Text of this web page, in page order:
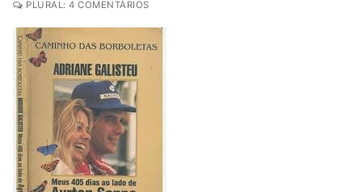
PLURAL: 4 COMENTÁRIOS